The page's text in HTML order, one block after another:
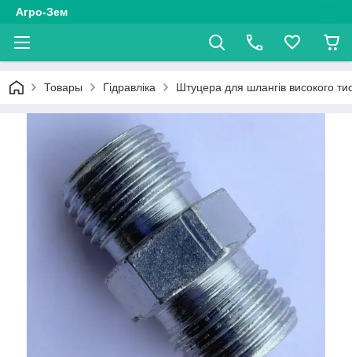
Агро-Зем
Товары Гідравліка Штуцера для шлангів високого